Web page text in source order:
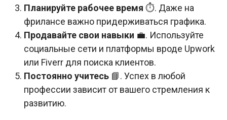
Планируйте рабочее время ⏱️. Даже на
фрилансе важно придерживаться графика.
Продавайте свои навыки 💼. Используйте
социальные сети и платформы вроде Upwork
или Fiverr для поиска клиентов.
Постоянно учитесь 📘. Успех в любой
профессии зависит от вашего стремления к
развитию.